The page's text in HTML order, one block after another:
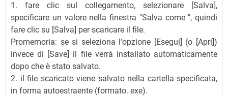
1. fare clic sul collegamento, selezionare [Salva],
specificare un valore nella finestra "Salva come ", quindi
fare clic su [Salva] per scaricare il file.
Promemoria: se si seleziona l'opzione [Esegui] (o [Apri])
invece di [Save] il file verrà installato automaticamente
dopo che è stato salvato.
2. il file scaricato viene salvato nella cartella specificata,
in forma autoestraente (formato. exe).